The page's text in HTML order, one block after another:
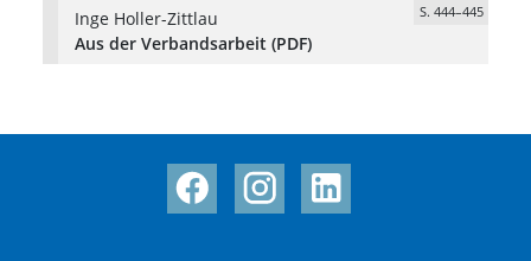
Inge Holler-Zittlau
S. 444–445
Aus der Verbandsarbeit (PDF)